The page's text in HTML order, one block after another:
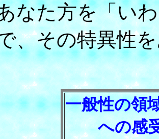
なた方を「い
、その特異性
一般性の領
への感